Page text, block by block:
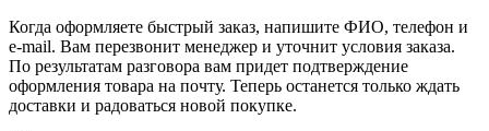
Когда оформляете быстрый заказ, напишите ФИО, телефон и
e-mail. Вам перезвонит менеджер и уточнит условия заказа.
По результатам разговора вам придет подтверждение
оформления товара на почту. Теперь останется только ждать
доставки и радоваться новой покупке.